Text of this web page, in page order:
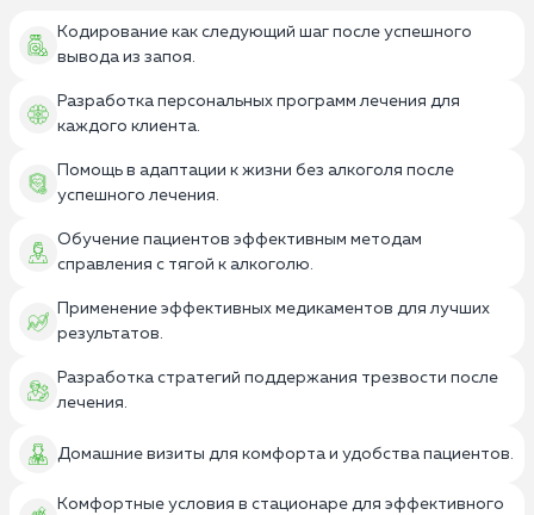
Кодирование как следующий шаг после успешного
вывода из запоя.
Разработка персональных программ лечения для
каждого клиента.
Помощь в адаптации к жизни без алкоголя после
успешного лечения.
Обучение пациентов эффективным методам
справления с тягой к алкоголю.
Применение эффективных медикаментов для лучших
результатов.
Разработка стратегий поддержания трезвости после
лечения.
Домашние визиты для комфорта и удобства пациентов.
Комфортные условия в стационаре для эффективного